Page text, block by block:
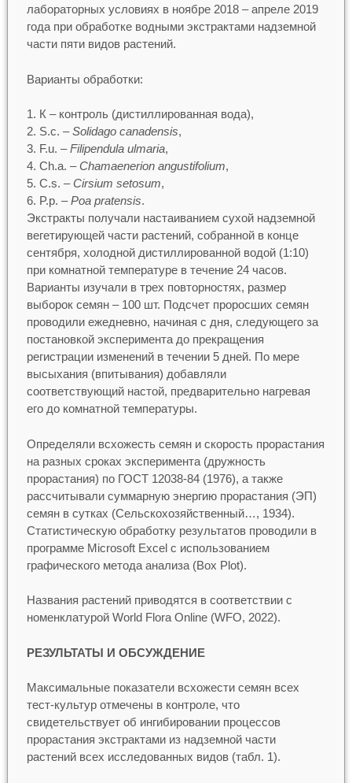
лабораторных условиях в ноябре 2018 – апреле 2019
года при обработке водными экстрактами надземной
части пяти видов растений.
Варианты обработки:
К – контроль (дистиллированная вода),
S.c. –Solidago canadensis,
F.u. –Filipendula ulmaria,
Ch.a. –Chamaenerion angustifolium,
C.s. –Cirsium setosum,
P.p. –Poa pratensis.
Экстракты получали настаиванием сухой надземной
вегетирующей части растений, собранной в конце
сентября, холодной дистиллированной водой (1:10)
при комнатной температуре в течение 24 часов.
Варианты изучали в трех повторностях, размер
выборок семян – 100 шт. Подсчет проросших семян
проводили ежедневно, начиная с дня, следующего за
постановкой эксперимента до прекращения
регистрации изменений в течении 5 дней. По мере
высыхания (впитывания) добавляли
соответствующий настой, предварительно нагревая
его до комнатной температуры.
Определяли всхожесть семян и скорость прорастания
на разных сроках эксперимента (дружность
прорастания) по ГОСТ 12038-84 (1976), а также
рассчитывали суммарную энергию прорастания (ЭП)
семян в сутках (Сельскохозяйственный…, 1934).
Статистическую обработку результатов проводили в
программе Microsoft Excel с использованием
графического метода анализа (Box Plot).
Названия растений приводятся в соответствии с
номенклатурой World Flora Online (WFO, 2022).
РЕЗУЛЬТАТЫ И ОБСУЖДЕНИЕ
Максимальные показатели всхожести семян всех
тест-культур отмечены в контроле, что
свидетельствует об ингибировании процессов
прорастания экстрактами из надземной части
растений всех исследованных видов (табл. 1).